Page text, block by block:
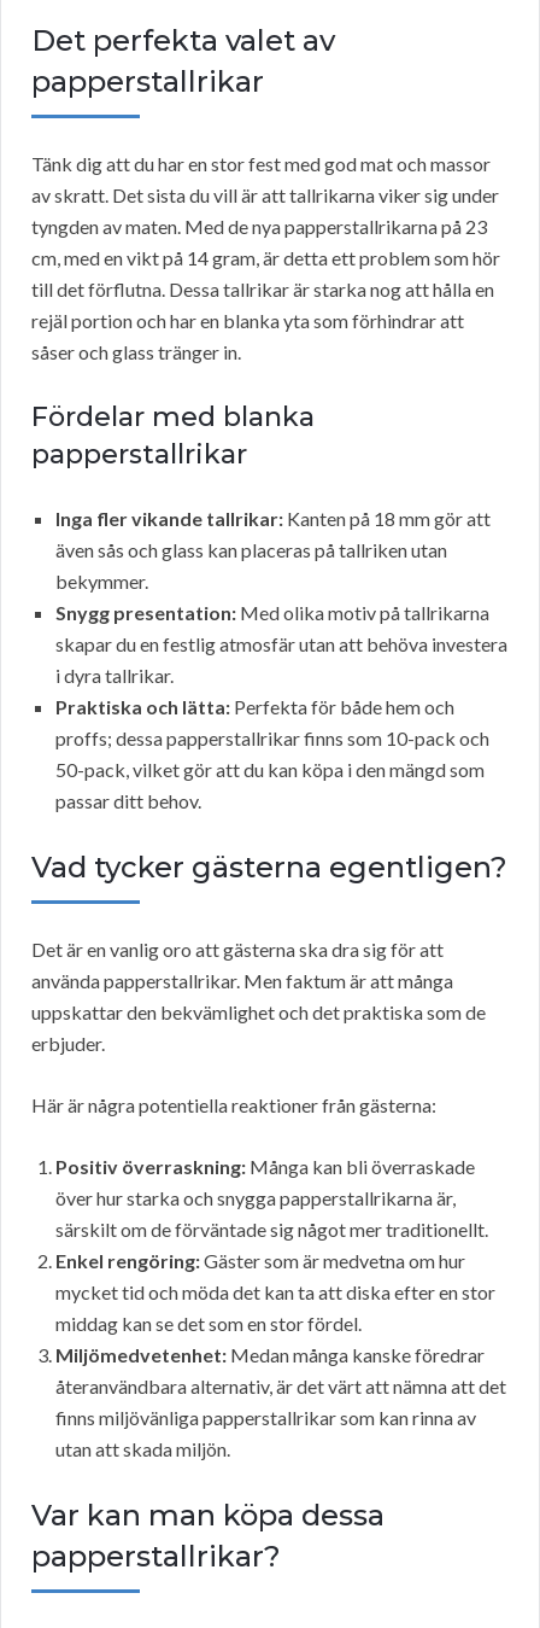
Det perfekta valet av
papperstallrikar
Tänk dig att du har en stor fest med god mat och massor
av skratt. Det sista du vill är att tallrikarna viker sig under
tyngden av maten. Med de nya papperstallrikarna på 23
cm, med en vikt på 14 gram, är detta ett problem som hör
till det förflutna. Dessa tallrikar är starka nog att hålla en
rejäl portion och har en blanka yta som förhindrar att
såser och glass tränger in.
Fördelar med blanka
papperstallrikar
Inga fler vikande tallrikar: Kanten på 18 mm gör att
även sås och glass kan placeras på tallriken utan
bekymmer.
Snygg presentation: Med olika motiv på tallrikarna
skapar du en festlig atmosfär utan att behöva investera
i dyra tallrikar.
Praktiska och lätta: Perfekta för både hem och
proffs; dessa papperstallrikar finns som 10-pack och
50-pack, vilket gör att du kan köpa i den mängd som
passar ditt behov.
Vad tycker gästerna egentligen?
Det är en vanlig oro att gästerna ska dra sig för att
använda papperstallrikar. Men faktum är att många
uppskattar den bekvämlighet och det praktiska som de
erbjuder.
Här är några potentiella reaktioner från gästerna:
Positiv överraskning: Många kan bli överraskade
över hur starka och snygga papperstallrikarna är,
särskilt om de förväntade sig något mer traditionellt.
Enkel rengöring:Gäster som är medvetna om hur
mycket tid och möda det kan ta att diska efter en stor
middag kan se det som en stor fördel.
Miljömedvetenhet: Medan många kanske föredrar
återanvändbara alternativ, är det värt att nämna att det
finns miljövänliga papperstallrikar som kan rinna av
utan att skada miljön.
Var kan man köpa dessa
papperstallrikar?